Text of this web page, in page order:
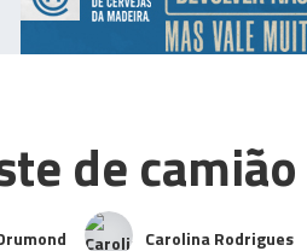
de
Carolina Rodrigues